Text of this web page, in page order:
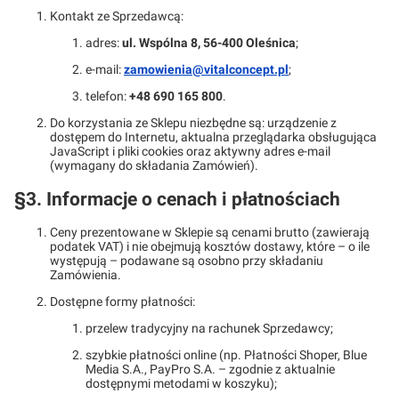
Kontakt ze Sprzedawcą:
adres:ul. Wspólna 8, 56-400 Oleśnica;
e-mail:zamowienia@vitalconcept.pl;
telefon:+48 690 165 800.
Do korzystania ze Sklepu niezbędne są: urządzenie z
dostępem do Internetu, aktualna przeglądarka obsługująca
JavaScript i pliki cookies oraz aktywny adres e-mail
(wymagany do składania Zamówień).
§3. Informacje o cenach i płatnościach
Ceny prezentowane w Sklepie są cenami brutto (zawierają
podatek VAT) i nie obejmują kosztów dostawy, które – o ile
występują – podawane są osobno przy składaniu
Zamówienia.
Dostępne formy płatności:
przelew tradycyjny na rachunek Sprzedawcy;
szybkie płatności online (np. Płatności Shoper, Blue
Media S.A., PayPro S.A. – zgodnie z aktualnie
dostępnymi metodami w koszyku);